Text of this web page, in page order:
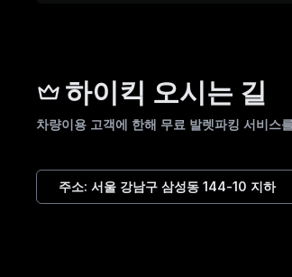
하이킥 오시는 길
차량이용 고객에 한해 무료 발렛파킹 서비스
주소: 서울 강남구 삼성동 144-10 지하